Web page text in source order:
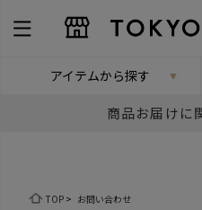
アイテムから探す
商品お届けに
TOP> お問い合わせ